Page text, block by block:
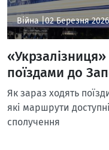
Війна |02 Березня 2026
поїздами до
Як зараз ходять
які маршрути
сполучення